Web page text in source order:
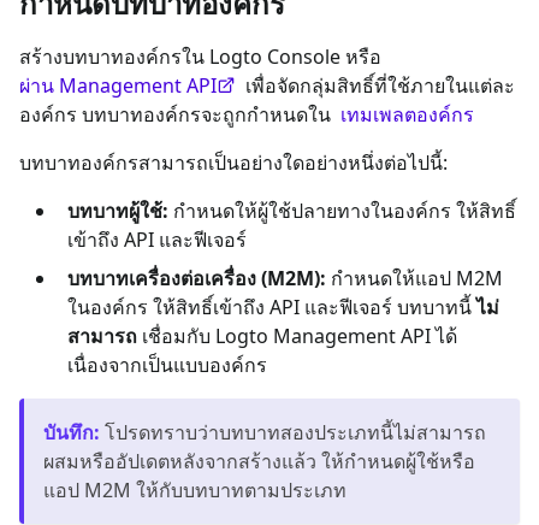
สร้างบทบาทองค์กรใน Logto Console หรือ
ผ่าน Management API
เพื่อจัดกลุ่มสิทธิ์ที่ใช้ภายในแต่ละ
องค์กร บทบาทองค์กรจะถูกกำหนดใน เทมเพลตองค์กร
บทบาทองค์กรสามารถเป็นอย่างใดอย่างหนึ่งต่อไปนี้:
บทบาทผู้ใช้: กำหนดให้ผู้ใช้ปลายทางในองค์กร ให้สิทธิ์
เข้าถึง API และฟีเจอร์
บทบาทเครื่องต่อเครื่อง (M2M): กำหนดให้แอป M2M
ในองค์กร ให้สิทธิ์เข้าถึง API และฟีเจอร์ บทบาทนี้ไม่
สามารถ เชื่อมกับ Logto Management API ได้
เนื่องจากเป็นแบบองค์กร
บันทึก: โปรดทราบว่าบทบาทสองประเภทนี้ไม่สามารถ
ผสมหรืออัปเดตหลังจากสร้างแล้ว ให้กำหนดผู้ใช้หรือ
แอป M2M ให้กับบทบาทตามประเภท